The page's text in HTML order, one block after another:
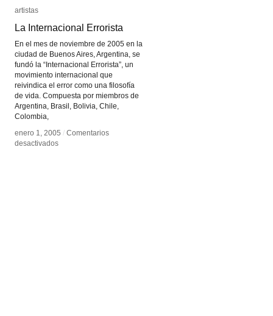
artistas
La Internacional Errorista
En el mes de noviembre de 2005 en la
ciudad de Buenos Aires, Argentina, se
fundó la “Internacional Errorista”, un
movimiento internacional que
reivindica el error como una filosofía
de vida. Compuesta por miembros de
Argentina, Brasil, Bolivia, Chile,
Colombia,
enero 1, 2005 / Comentarios
desactivadosen
artistas
La Internacional Errorista
enero 1, 2005 / Comentarios
desactivadosen